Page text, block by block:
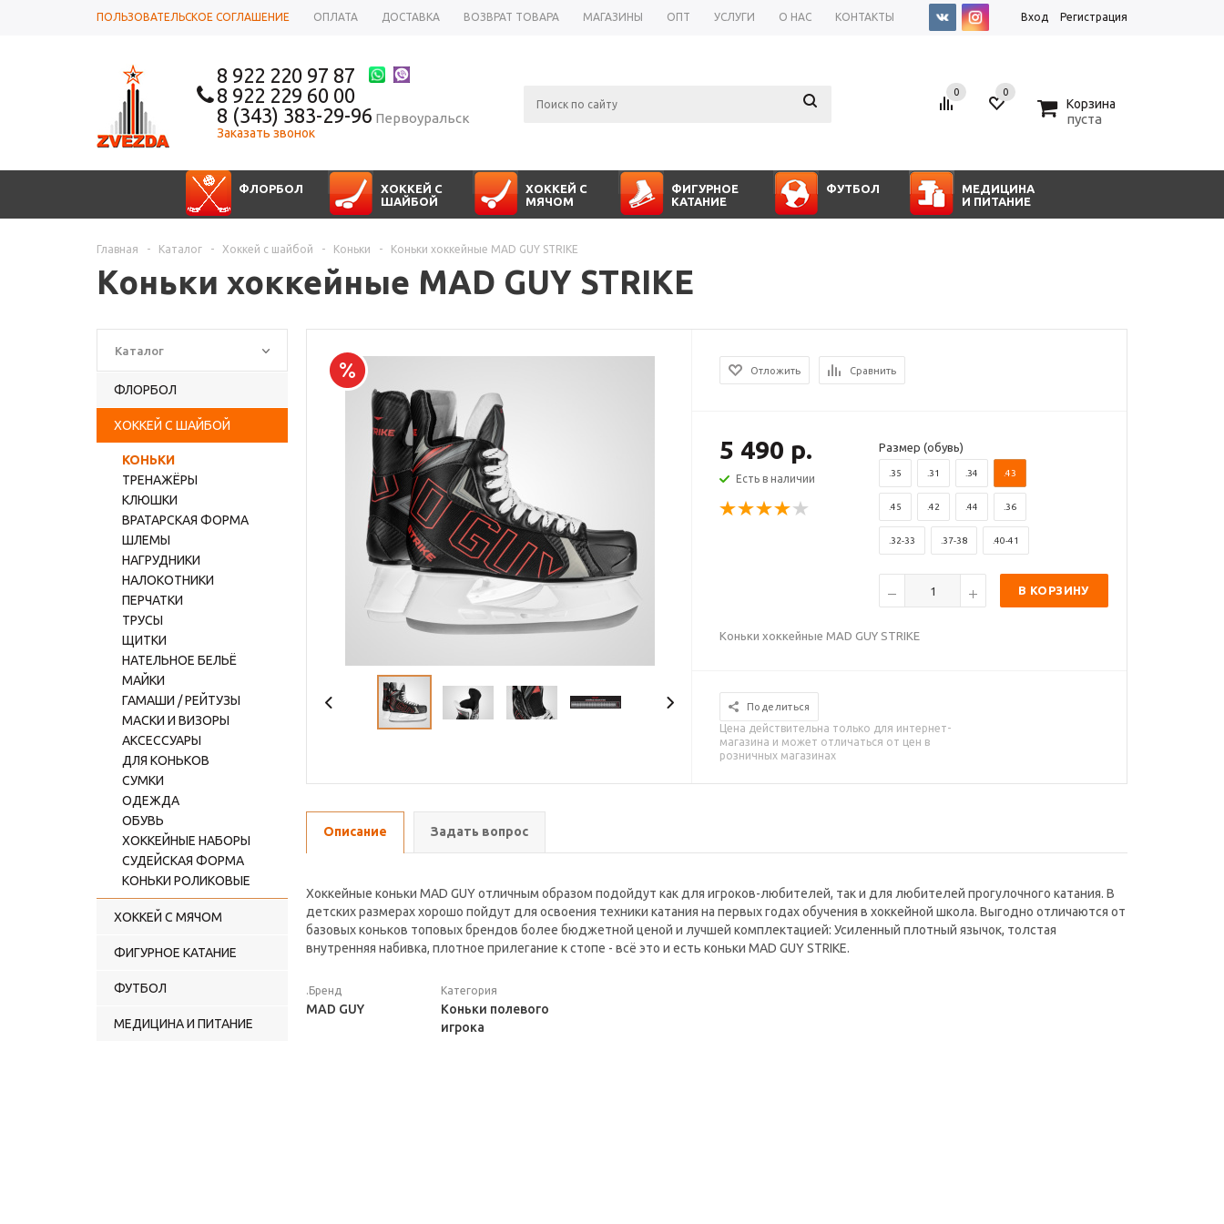
ПОЛЬЗОВАТЕЛЬСКОЕ СОГЛАШЕНИЕ ОПЛАТА ДОСТАВКА ВОЗВРАТ ТОВАРА МАГАЗИНЫ ОПТ УСЛУГИ О НАС КОНТАКТЫ Вход Регистрация
8 922 220 97 87
8 922 229 60 00
8 (343) 383-29-96 Первоуральск
Заказать звонок
0 0
Корзина
пуста
ФЛОРБОЛ
ХОККЕЙ С
ШАЙБОЙ
ХОККЕЙ С
МЯЧОМ
ФИГУРНОЕ
КАТАНИЕ
ФУТБОЛ
МЕДИЦИНА
И ПИТАНИЕ
Главная - Каталог - Хоккей с шайбой - Коньки - Коньки хоккейные MAD GUY STRIKE
Коньки хоккейные MAD GUY STRIKE
Каталог
ФЛОРБОЛ
ХОККЕЙ С ШАЙБОЙ
КОНЬКИ
ТРЕНАЖЁРЫ
КЛЮШКИ
ВРАТАРСКАЯ ФОРМА
ШЛЕМЫ
НАГРУДНИКИ
НАЛОКОТНИКИ
ПЕРЧАТКИ
ТРУСЫ
ЩИТКИ
НАТЕЛЬНОЕ БЕЛЬЁ
МАЙКИ
ГАМАШИ / РЕЙТУЗЫ
МАСКИ И ВИЗОРЫ
АКСЕССУАРЫ
ДЛЯ КОНЬКОВ
СУМКИ
ОДЕЖДА
ОБУВЬ
ХОККЕЙНЫЕ НАБОРЫ
СУДЕЙСКАЯ ФОРМА
КОНЬКИ РОЛИКОВЫЕ
ХОККЕЙ С МЯЧОМ
ФИГУРНОЕ КАТАНИЕ
ФУТБОЛ
МЕДИЦИНА И ПИТАНИЕ
Отложить Сравнить
5 490 р.
Есть в наличии
Размер (обувь)
.35 .31 .34 .43
.45 .42 .44 .36
.32-33 .37-38 .40-41
В КОРЗИНУ
Коньки хоккейные MAD GUY STRIKE
Поделиться
Цена действительна только для интернет-
магазина и может отличаться от цен в
розничных магазинах
Описание Задать вопрос
Хоккейные коньки MAD GUY отличным образом подойдут как для игроков-любителей, так и для любителей прогулочного катания. В
детских размерах хорошо пойдут для освоения техники катания на первых годах обучения в хоккейной школа. Выгодно отличаются от
базовых коньков топовых брендов более бюджетной ценой и лучшей комплектацией: Усиленный плотный язычок, толстая
внутренняя набивка, плотное прилегание к стопе - всё это и есть коньки MAD GUY STRIKE.
.Бренд
MAD GUY
Категория
Коньки полевого
игрока